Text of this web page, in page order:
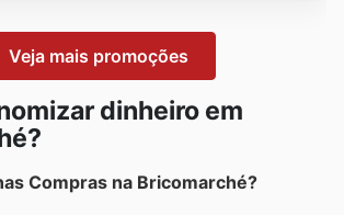
Veja mais promoções
dinheiro em
Compras na Bricomarché?